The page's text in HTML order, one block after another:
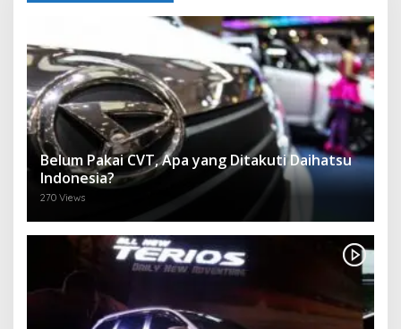
Belum Pakai CVT, Apa yang Ditakuti Daihatsu
Indonesia?
270 Views